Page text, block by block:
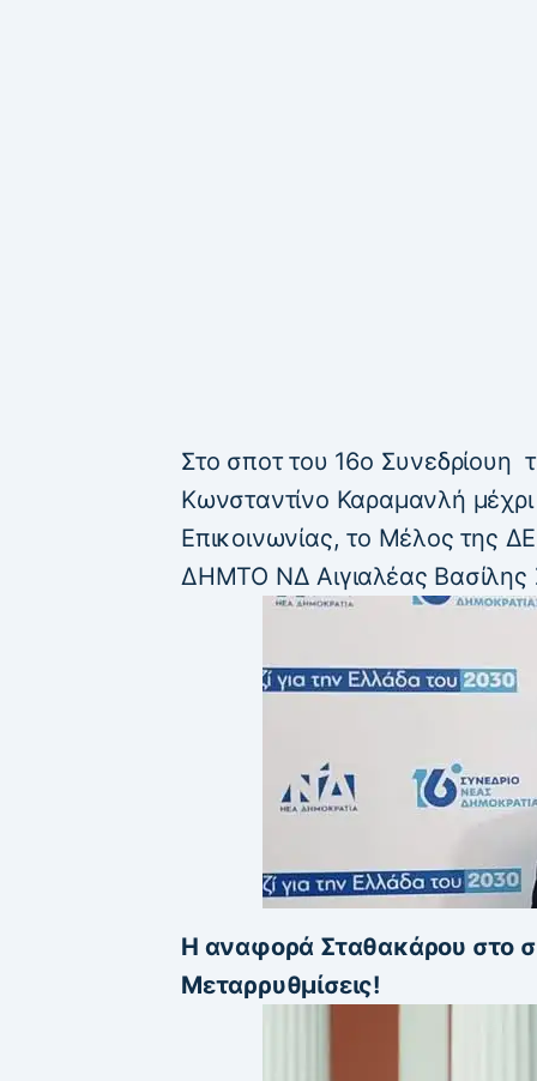
Στο σποτ του 16ο
Κωνσταντίνο Καραμανλή
Επικοινωνίας, το Μέλος της
ΔΗΜΤΟ ΝΔ Αιγιαλέας Βασίλης
Η αναφορά Σταθακάρου στο
Μεταρρυθμίσεις!